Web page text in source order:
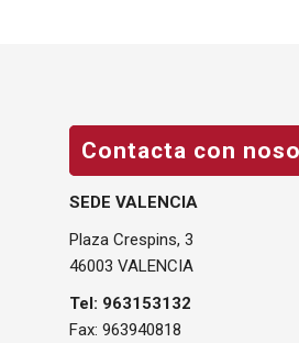
Contacta con
SEDE VALENCIA
Plaza Crespins, 3
46003 VALENCIA
Tel: 963153132
Fax: 963940818